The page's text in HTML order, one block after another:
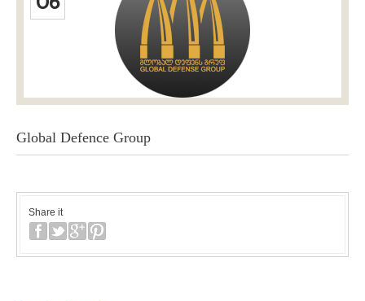
Global Defence Group
Share it